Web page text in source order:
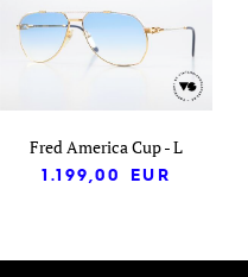
Fred America Cup - L
1.199,00
EUR